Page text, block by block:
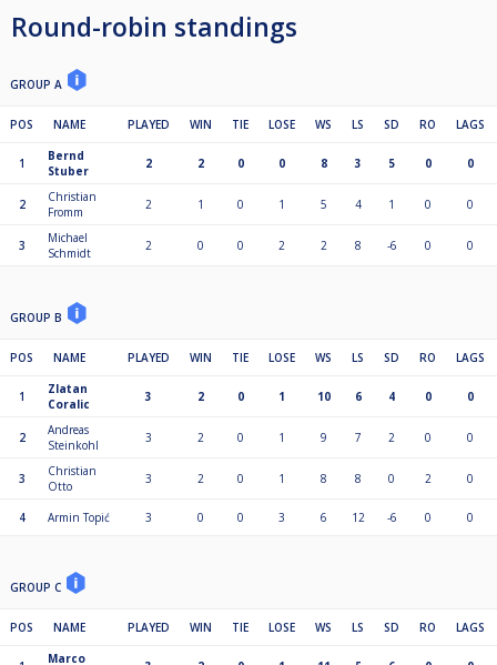
Round-robin standings
GROUP A
POS NAME PLAYED WIN TIE LOSE WS LS SD RO LAGS
1
Bernd
Stuber
2 2 0 0 8 3 5 0 0
2
Christian
Fromm
2 1 0 1 5 4 1 0 0
3
Michael
Schmidt
2 0 0 2 2 8 -6 0 0
GROUP B
POS NAME PLAYED WIN TIE LOSE WS LS SD RO LAGS
1
Zlatan
Coralic
3 2 0 1 10 6 4 0 0
2
Andreas
Steinkohl
3 2 0 1 9 7 2 0 0
3
Christian
Otto
3 2 0 1 8 8 0 2 0
4 Armin Topić 3 0 0 3 6 12 -6 0 0
GROUP C
POS NAME PLAYED WIN TIE LOSE WS LS SD RO LAGS
Marco